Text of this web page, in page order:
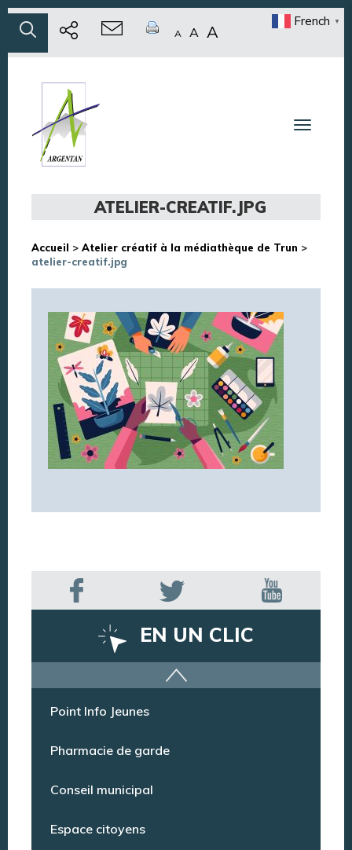
A A A
French ▼
Toggle
ATELIER-CREATIF.JPG
Accueil > Atelier créatif à la médiathèque de Trun >
atelier-creatif.jpg
EN UN CLIC
Offres d’emploi
Point Info Jeunes
Pharmacie de garde
Conseil municipal